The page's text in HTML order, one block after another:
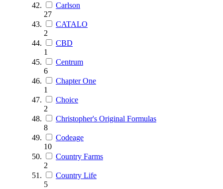
Carlson
27
CATALO
2
CBD
1
Centrum
6
Chapter One
1
Choice
2
Christopher's Original Formulas
8
Codeage
10
Country Farms
2
Country Life
5